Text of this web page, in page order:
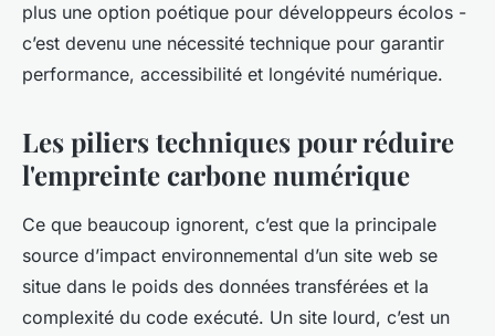
plus une option poétique pour développeurs écolos -
c’est devenu une nécessité technique pour garantir
performance, accessibilité et longévité numérique.
Les piliers techniques pour réduire
l'empreinte carbone numérique
Ce que beaucoup ignorent, c’est que la principale
source d’impact environnemental d’un site web se
situe dans le poids des données transférées et la
complexité du code exécuté. Un site lourd, c’est un